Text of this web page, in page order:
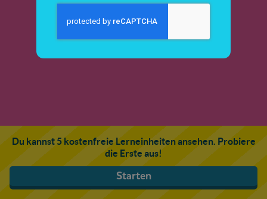
Du kannst 5 kostenfreie Lerneinheiten ansehen. Probiere
die Erste aus!
Starten